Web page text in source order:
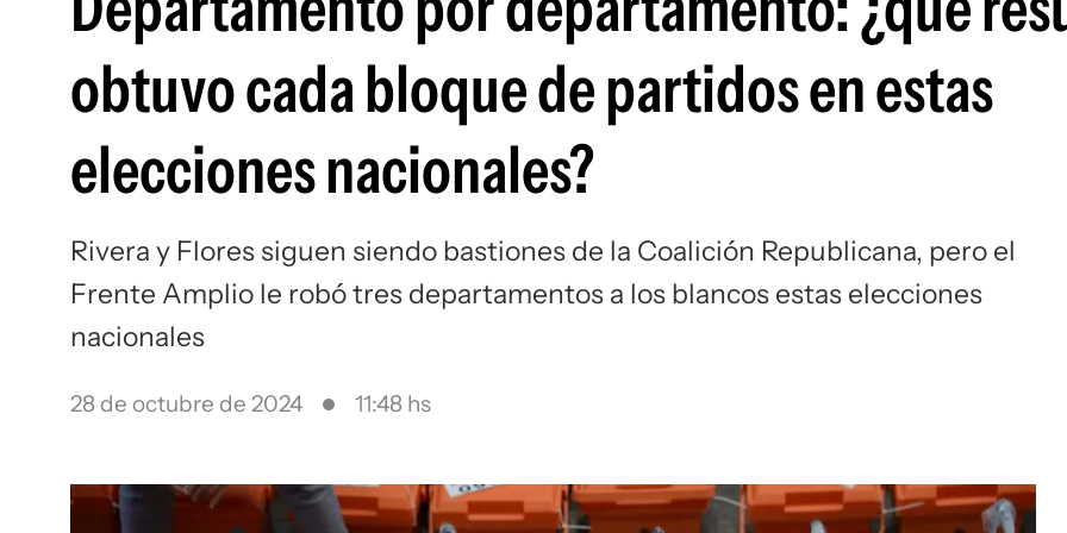
obtuvo cada bloque de partidos en estas
elecciones nacionales?
Rivera y Flores siguen siendo bastiones de la Coalición Republicana, pero el
Frente Amplio le robó tres departamentos a los blancos estas elecciones
nacionales
28 de octubre de 2024 11:48 hs